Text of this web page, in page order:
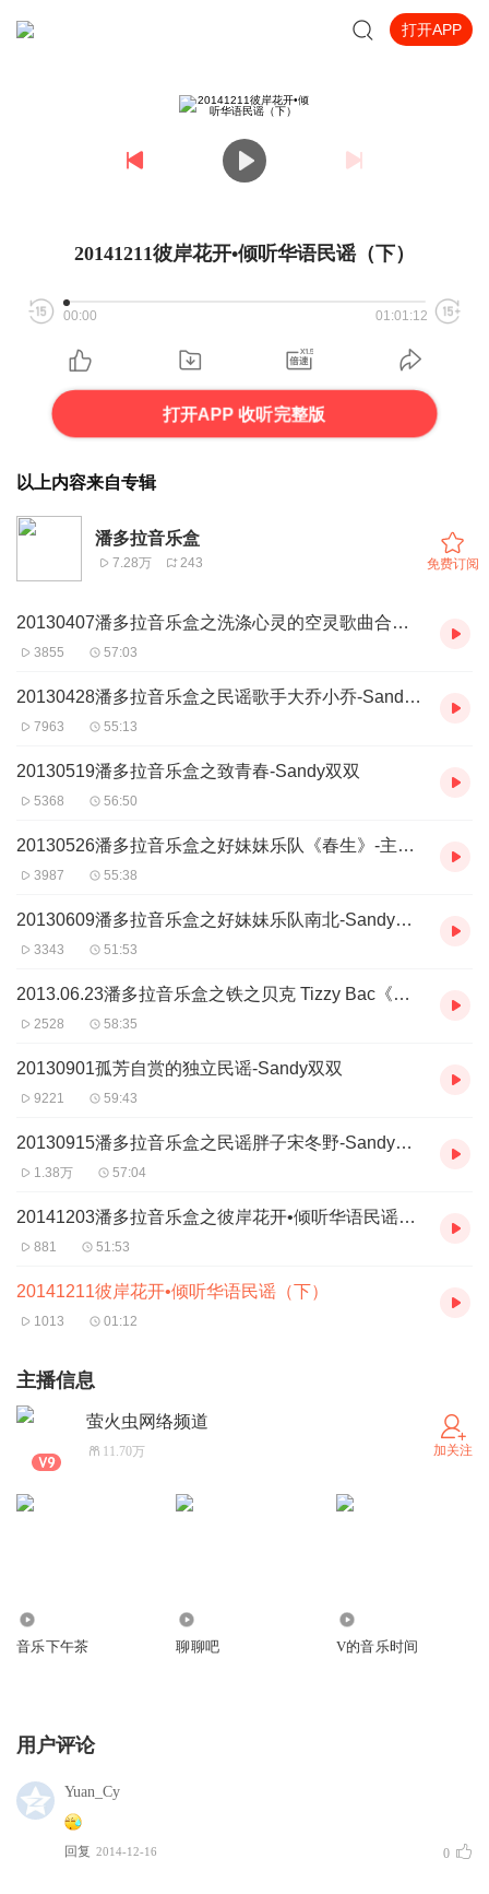
打开APP
20141211彼岸花开•倾听华语民谣（下）
00:00 01:01:12
打开APP 收听完整版
以上内容来自专辑
潘多拉音乐盒
7.28万 243 免费订阅
20130407潘多拉音乐盒之洗涤心灵的空灵歌曲合集---Sandy双双
3855 57:03
20130428潘多拉音乐盒之民谣歌手大乔小乔-Sandy双双
7963 55:13
20130519潘多拉音乐盒之致青春-Sandy双双
5368 56:50
20130526潘多拉音乐盒之好妹妹乐队《春生》-主播Sandy双双
3987 55:38
20130609潘多拉音乐盒之好妹妹乐队南北-Sandy双双
3343 51:53
2013.06.23潘多拉音乐盒之铁之贝克 Tizzy Bac《易碎物》-Sandy双双
2528 58:35
20130901孤芳自赏的独立民谣-Sandy双双
9221 59:43
20130915潘多拉音乐盒之民谣胖子宋冬野-Sandy双双
1.38万 57:04
20141203潘多拉音乐盒之彼岸花开•倾听华语民谣（上）
881 51:53
20141211彼岸花开•倾听华语民谣（下）
1013 01:12
主播信息
萤火虫网络频道
11.70万 加关注
音乐下午茶 聊聊吧 V的音乐时间
用户评论
Yuan_Cy
回复 2014-12-16 0